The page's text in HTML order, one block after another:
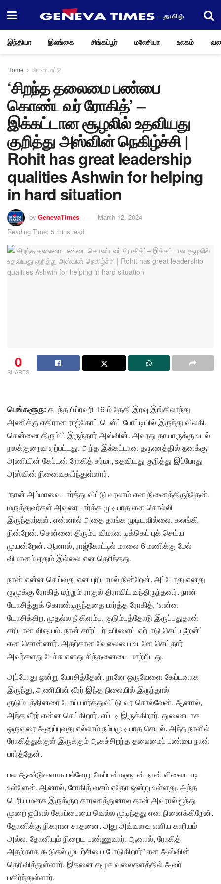
இந்தியா இலங்கை சிங்கப்பூர் மலேசியா உலகம்
Home விளையாட்டு
‘சிறந்த தலைமை பண்பை
கொண்டவர் ரோகித்’ –
இக்கட்டான சூழலில் உதவியது
குறித்து அஸ்வின் நெகிழ்ச்சி |
Rohit has great leadership
qualities Ashwin for helping
in hard situation
by GenevaTimes
March 12, 2024
Reading Time: 5 mins read
0
SHARES
பெங்களூரு: கடந்த பிப்ரவரி 16-ம் தேதி இரவு இங்கிலாந்து
அணிக்கு எதிரான ராஜ்கோட் டெஸ்ட் போட்டியில் இருந்து விலகி,
சென்னை திரும்பி இருந்தார் அஸ்வின். அவரது தாயாருக்கு உடல்
நலக்குறைவு ஏற்பட்டது. அந்த இக்கட்டான தருணத்தில் தனக்கு
அணியின் கேப்டன் ரோகித் சர்மா, உதவியது குறித்து இப்போது
அஸ்வின் நினைவுகூர்ந்துள்ளார்.
“நான் அம்மாவை பார்த்து விட்டு வரலாம் என நினைத்திருந்தேன்.
மருத்துவர்கள் அவரை பார்க்க முடியாத என சொல்லி
இருந்தார்கள். என்னால் அதை தாங்க முடியவில்லை. கலங்கி
நின்றேன். சென்னை திரும்ப விமான டிக்கெட் புக் செய்ய
முயன்றேன். ஆனால், ராஜ்கோட்டில் மாலை 6 மணிக்கு மேல்
விமானம் ஏதும் இல்லை என தெரிந்தது.
நான் என்ன செய்வது என புரியாமல் நின்றேன். அப்போது எனது
ரூமுக்கு ரோகித் மற்றும் ராகுல் திராவிட் வந்திருந்தனர். நான்
யோசித்துக் கொண்டிருந்ததை பார்த்த ரோகித், ‘என்ன
யோசிக்கிற. முதல்ல நீ கிளம்பு. குடும்பத்தோடு இருப்பதுதான்
சரியான விஷயம். நான் சார்ட்டர் ஃபிளைட் ஏற்பாடு செய்யுறேன்’
என சொன்னார். அதற்கான வேலையை உடனே செய்தார்
அவர்களது பேச்சு எனது சிந்தனையை மாற்றியது.
அப்போது ஒன்று யோசித்தேன். நானே ஒருவேளை கேப்டனாக
இருந்து, அணியின் வீரர் இந்த நிலையில் இருந்தால்
குடும்பத்தினரை போய் பார்த்துவிட்டு வர சொல்வேன். ஆனால்,
அந்த வீரர் என்ன செய்கிறார். எப்படி இருக்கிறார். துணையாக
ஒருவரை அனுப்புவது எல்லாம் நம்பமுடியாத செயல். அந்த நாளில்
ரோகித்துக்குள் இருக்கும் ஆகச்சிறந்த தலைமைப் பண்பை நான்
பார்த்தேன்.
பல ஆண்டுகளாக பல்வேறு கேப்டன்களுடன் நான் விளையாடி
உள்ளேன். ஆனால், ரோகித் வசம் ஏதோ ஒன்று உள்ளது. அந்த
பெரிய மனசு இருக்குற காரணத்துனால தான் அவரால் ஐந்து
முறை ஐபிஎல் கோப்பையை வெல்ல முடிந்தது என நினைக்கிறேன்.
தோனிக்கு நிகரான சாதனை. அது அவ்வளவு எளிய காரியம்
அல்ல. தோனியும் நிறைய பண்ணுவார். ஆனால், ரோகித்
அதற்காக கூடுதல் முயற்சியை போடுகிறார்” என அஸ்வின்
தெரிவித்துள்ளார். இதனை சமூக வலைதளத்தில் அவர்
பகிர்ந்துள்ளார்.